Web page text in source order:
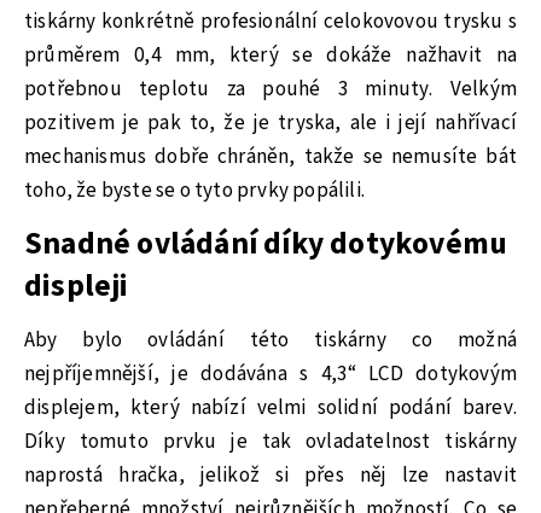
tiskárny konkrétně profesionální celokovovou trysku s
průměrem 0,4 mm, který se dokáže nažhavit na
potřebnou teplotu za pouhé 3 minuty. Velkým
pozitivem je pak to, že je tryska, ale i její nahřívací
mechanismus dobře chráněn, takže se nemusíte bát
toho, že byste se o tyto prvky popálili.
Snadné ovládání díky dotykovému
displeji
Aby bylo ovládání této tiskárny co možná
nejpříjemnější, je dodávána s 4,3“ LCD dotykovým
displejem, který nabízí velmi solidní podání barev.
Díky tomuto prvku je tak ovladatelnost tiskárny
naprostá hračka, jelikož si přes něj lze nastavit